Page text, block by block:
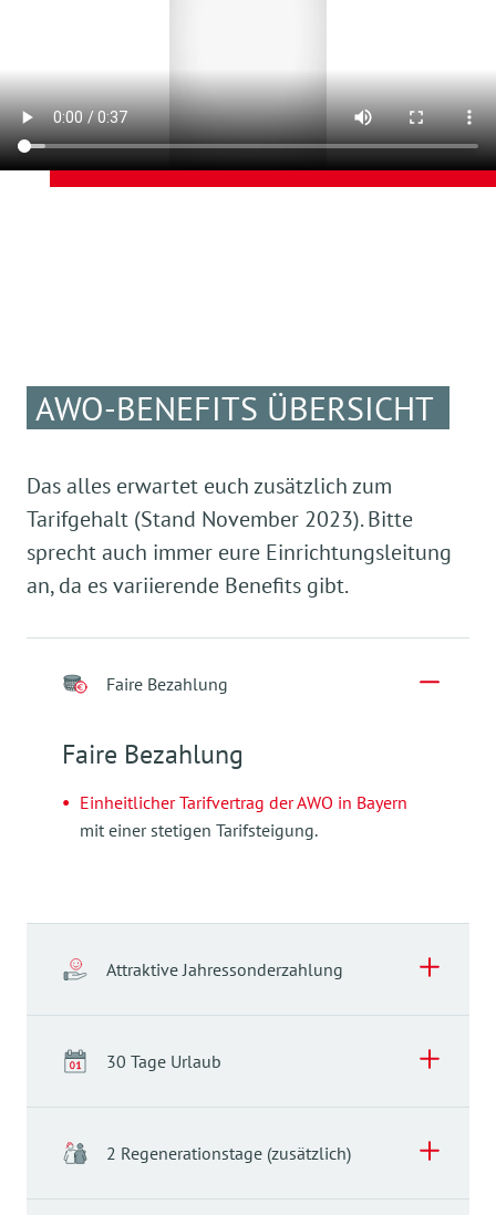
AWO-BENEFITS ÜBERSICHT
Das alles erwartet euch zusätzlich zum
Tarifgehalt (Stand November 2023). Bitte
sprecht auch immer eure Einrichtungsleitung
an, da es variierende Benefits gibt.
Faire Bezahlung
Faire Bezahlung
Einheitlicher Tarifvertrag der AWO in Bayern
mit einer stetigen Tarifsteigung.
Attraktive Jahressonderzahlung
monatlichen Tabellenentgelts.
30 Tage Urlaub
2 Regenerationstage (zusätzlich)